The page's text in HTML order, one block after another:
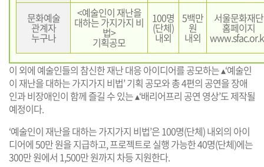
문화예술
관계자
누구나
<예술인이 재난을
대하는 가지가지 비
법>
기획공모
100명
(단체)
내외
5백만
원
내외
서울문화재단
홈페이지
이 외에 예술인들의 참신한 재난 대응 아이디어를 공모하는 ▴‘예술인
이 재난을 대하는 가지가지 비법’ 기획 공모와 총 4편의 공연을 장애
인과 비장애인이 함께 즐길 수 있는 ▴‘배리어프리 공연 영상’도 제작될
예정이다.
‘예술인이 재난을 대하는 가지가지 비법’은 100명(단체) 내외의 아이
디어에 50만 원을 지급하고, 프로젝트로 실행 가능한 40명(단체)에는
300만 원에서 1,500만 원까지 차등 지원한다.